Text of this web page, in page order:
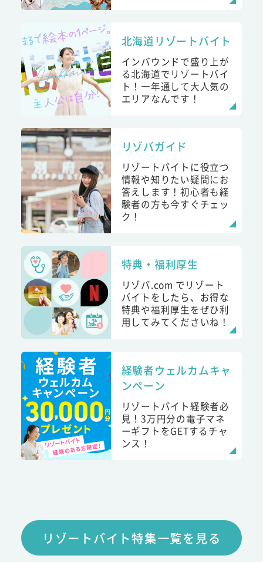
北海道リゾートバイト
インバウンドで盛り上が
る北海道でリゾートバイ
ト！一年通して大人気の
エリアなんです！
リゾバガイド
リゾートバイトに役立つ
情報や知りたい疑問にお
答えします！初心者も経
験者の方も今すぐチェッ
ク！
特典・福利厚生
リゾバ.com でリゾート
バイトをしたら、お得な
特典や福利厚生をぜひ利
用してみてくださいね！
経験者ウェルカムキャ
ンペーン
リゾートバイト経験者必
見！3万円分の電子マネ
ーギフトをGETするチャ
ンス！
リゾートバイト特集一覧を見る